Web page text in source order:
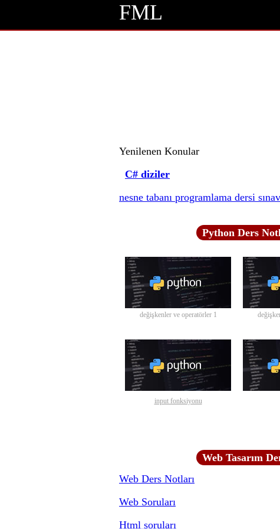
FML
Yenilenen Konular
C# diziler
nesne tabanı programlama dersi
Python Ders
değişkenler ve operatörler 1
input fonksiyonu
Web Tasarım
Web Ders Notları
Web Soruları
Html soruları